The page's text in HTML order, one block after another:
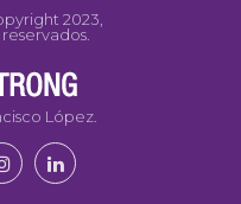
2023,
López.